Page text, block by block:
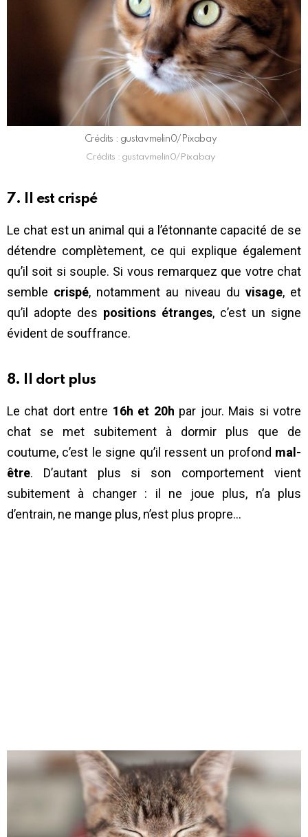
Crédits : gustavmelin0/Pixabay
Crédits : gustavmelin0/Pixabay
7. Il est crispé
Le chat est un animal qui a l’étonnante capacité de se
détendre complètement, ce qui explique également
qu’il soit si souple. Si vous remarquez que votre chat
semble crispé, notamment au niveau du visage, et
qu’il adopte des positions étranges, c’est un signe
évident de souffrance.
8. Il dort plus
Le chat dort entre 16h et 20h par jour. Mais si votre
chat se met subitement à dormir plus que de
coutume, c’est le signe qu’il ressent un profond mal-
être. D’autant plus si son comportement vient
subitement à changer : il ne joue plus, n’a plus
d’entrain, ne mange plus, n’est plus propre…